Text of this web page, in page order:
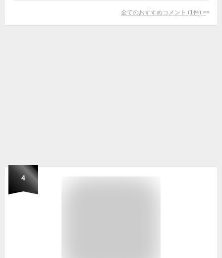
全てのおすすめコメント (1 件) >
4